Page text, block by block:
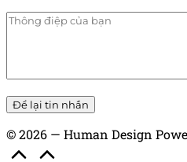
© 2026 — Human Design